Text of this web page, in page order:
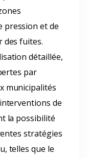
pression et de
fuites.
détaillée,
par
municipalités
de
la possibilité
stratégies
telles que le